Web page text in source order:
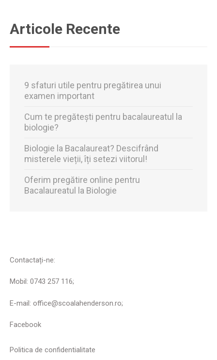
Articole Recente
9 sfaturi utile pentru pregătirea unui
examen important
Cum te pregătești pentru bacalaureatul la
biologie?
Biologie la Bacalaureat? Descifrând
misterele vieții, îți setezi viitorul!
Oferim pregătire online pentru
Bacalaureatul la Biologie
Contactați-ne:
Mobil: 0743 257 116;
E-mail: office@scoalahenderson.ro;
Facebook
Politica de confidentialitate